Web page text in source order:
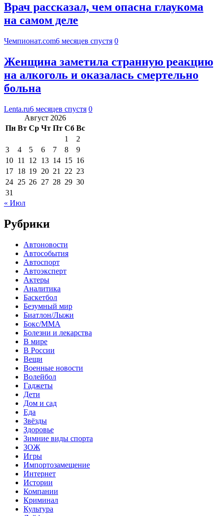
Врач рассказал, чем опасна глаукома
на самом деле
Чемпионат.com6 месяцев спустя 0
Женщина заметила странную реакцию
на алкоголь и оказалась смертельно
больна
Lenta.ru6 месяцев спустя 0
Август 2026
Пн Вт Ср Чт Пт Сб Вс
1
2
3
4 5 6 7 8
9
10 11 12 13 14 15 16
17 18 19 20 21 22 23
24 25 26 27 28 29 30
31
« Июл
Рубрики
Автоновости
Автособытия
Автоспорт
Автоэксперт
Актеры
Аналитика
Баскетбол
Безумный мир
Биатлон/Лыжи
Бокс/MMA
Болезни и лекарства
В мире
В России
Вещи
Военные новости
Волейбол
Гаджеты
Дети
Дом и сад
Еда
Звёзды
Здоровье
Зимние виды спорта
ЗОЖ
Игры
Импортозамещение
Интернет
Истории
Компании
Криминал
Культура